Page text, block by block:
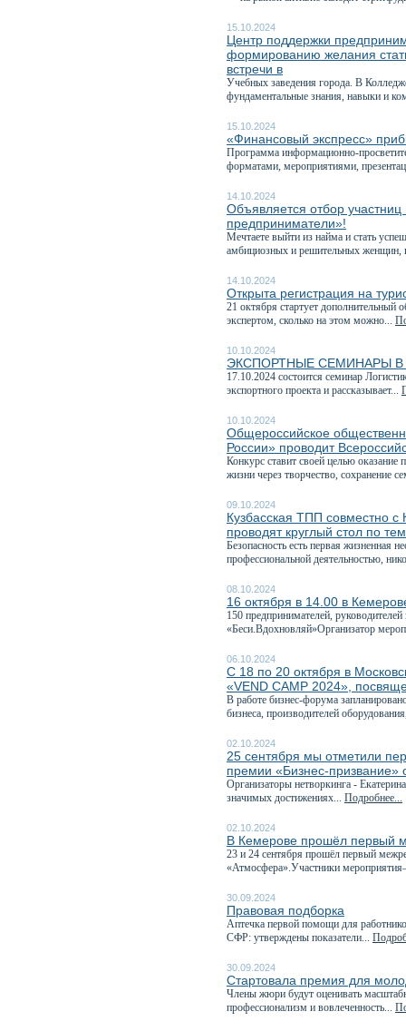
15.10.2024
Центр поддержки
формированию желания
встречи в
Учебных заведения города. В
фундаментальные знания, навыки и
15.10.2024
«Финансовый экспресс»
Программа информационно-
форматами, мероприятиями,
14.10.2024
Объявляется отбор
предприниматели»!
Мечтаете выйти из найма и стать
амбициозных и решительных женщин,
14.10.2024
Открыта регистрация на
21 октября стартует дополнительный
экспертом, сколько на этом можно...
10.10.2024
ЭКСПОРТНЫЕ СЕМИНАРЫ
17.10.2024 состоится семинар
экспортного проекта и рассказывает...
10.10.2024
Общероссийское
России» проводит
Конкурс ставит своей целью оказание
жизни через творчество, сохранение
09.10.2024
Кузбасская ТПП совместно с
проводят круглый стол по
Безопасность есть первая жизненная
профессиональной деятельностью,
08.10.2024
16 октября в 14.00 в
150 предпринимателей,
«Беси.Вдохновляй»Организатор
06.10.2024
С 18 по 20 октября в
«VEND CAMP 2024»,
В работе бизнес-форума
бизнеса, производителей
02.10.2024
25 сентября мы отметили
премии «Бизнес-призвание»
Организаторы нетворкинга -
значимых достижениях... Подробнее...
02.10.2024
В Кемерове прошёл первый
23 и 24 сентября прошёл первый
«Атмосфера».Участники
30.09.2024
Правовая подборка
Аптечка первой помощи для
СФР: утверждены показатели...
30.09.2024
Стартовала премия для
Члены жюри будут оценивать
профессионализм и вовлеченность...